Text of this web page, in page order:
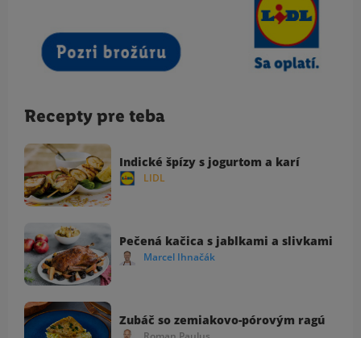
Recepty pre teba
Indické špízy s jogurtom a karí
LIDL
Pečená kačica s jablkami a slivkami
Marcel Ihnačák
Zubáč so zemiakovo-pórovým ragú